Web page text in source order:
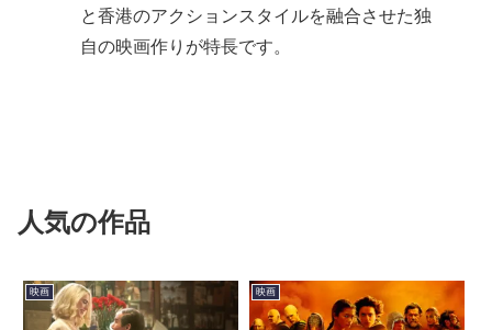
と香港のアクションスタイルを融合させた独
自の映画作りが特長です。
人気の作品
映画 映画